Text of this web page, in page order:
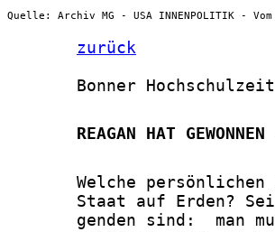
Quelle: Archiv MG - USA INNENPOLITIK - Vom
zurück
Bonner
REAGAN HAT GEWONNEN
Welche persönlichen
Staat auf Erden?
genden sind:  man